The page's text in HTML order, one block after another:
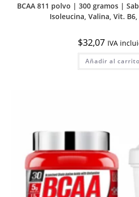
BCAA 811 polvo | 300 gramos |
Isoleucina, Valina, Vit.
$32,07 IVA
Añadir al carrito